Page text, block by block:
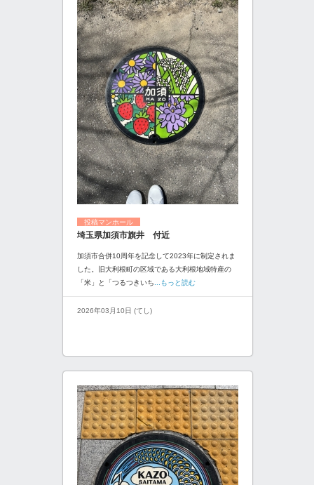
投稿マンホール
埼玉県加須市旗井 付近
加須市合併10周年を記念して2023年に制定されま
した。旧大利根町の区域である大利根地域特産の
「米」と「つるつきいち ...もっと読む
2026年03月10日 (てし)